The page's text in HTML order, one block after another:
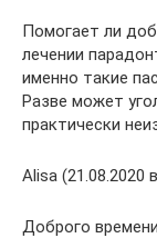
Помогает ли
лечении
именно такие
Разве может
практически
Alisa (21.08.2020
Доброго